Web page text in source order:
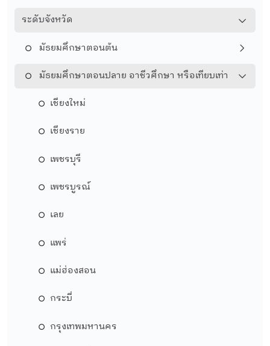
ระดับจังหวัด
มัธยมศึกษาตอนต้น
มัธยมศึกษาตอนปลาย อาชีวศึกษา หรือเทียบเท่า
เชียงใหม่
เชียงราย
เพชรบุรี
เพชรบูรณ์
เลย
แพร่
แม่ฮ่องสอน
กระบี่
กรุงเทพมหานคร